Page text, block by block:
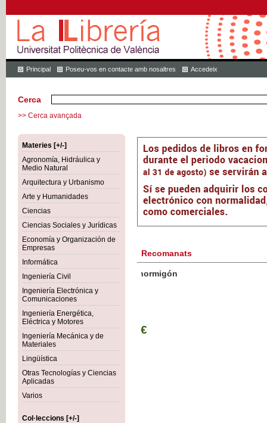
Principal Poseu-vos en contacte amb nosaltres Accedeix
Cerca
>> Cerca avançada
Materies [+/-]
Agronomía, Hidráulica y
Medio Natural
Arquitectura y Urbanismo
Arte y Humanidades
Ciencias
Ciencias Sociales y Jurídicas
Economía y Organización de
Empresas
Informática
Ingeniería Civil
Ingeniería Electrónica y
Comunicaciones
Ingeniería Energética,
Eléctrica y Motores
Ingeniería Mecánica y de
Materiales
Lingüística
Otras Tecnologías y Ciencias
Aplicadas
Varios
Col·leccions [+/-]
Recomanats
Botánica Agroalimentaria